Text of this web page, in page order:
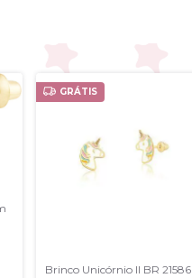
GRÁTIS
Brinco Unicórnio II BR 21586